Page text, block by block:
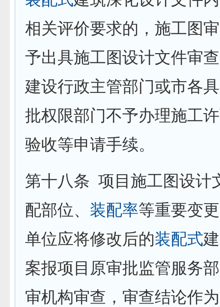
相关评价要求的，施工图
予出具施工图设计文件审
建设行政主管部门或市各
批权限部门不予办理施工
验收等申请手续。
第十八条 项目施工图设计
配部位、 装配率等重要变
单位应将修改后的装配式
案报项目原审批监管服务
审机构审查，审查结论作